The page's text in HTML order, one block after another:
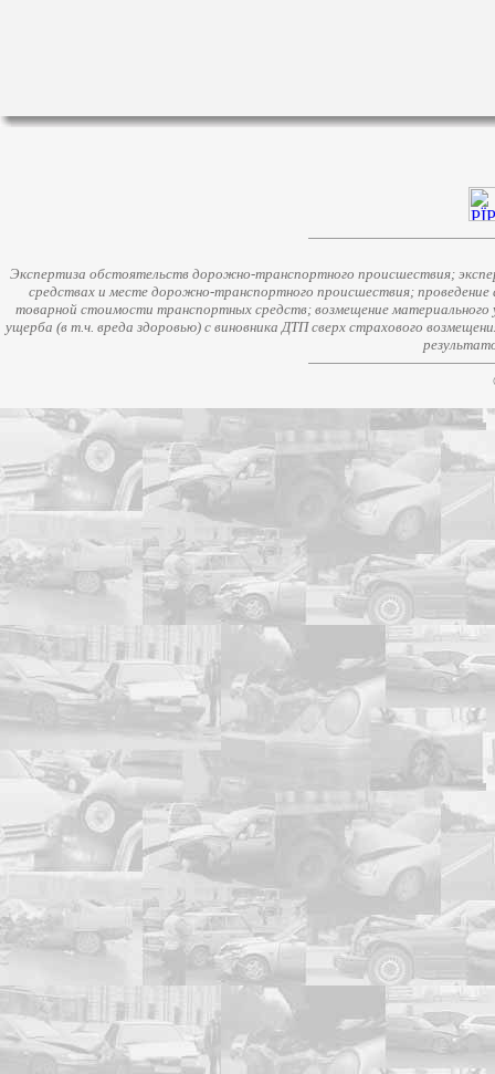
Экспертиза обстоятельств дорожно-транспортного происшествия;
средствах и месте дорожно-транспортного происшествия;
товарной стоимости транспортных средств; возмещение
ущерба (в т.ч. вреда здоровью) с виновника ДТП сверх страхового